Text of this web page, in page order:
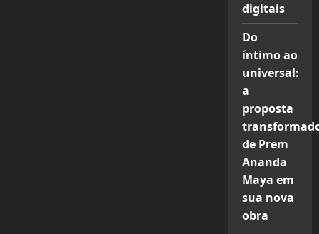
digitais
Do
íntimo ao
universal:
a
proposta
de Prem
Ananda
Maya em
sua nova
obra